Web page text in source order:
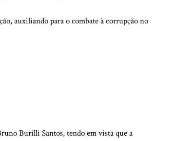
auxiliando para o combate à corrupção no
Burilli Santos, tendo em vista que a